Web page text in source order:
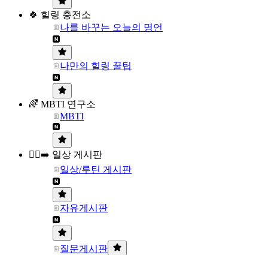
🍀 힐링 충전소
나를 바꾸는 오늘의 명언
나만의 힐링 꿀팁
🌈 MBTI 연구소
MBTI
🏃‍♀️‍➡️ 일상 게시판
일상/루틴 게시판
자유게시판
질문게시판